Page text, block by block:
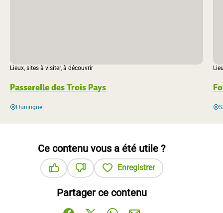
Passerelle des Trois Pays
Lieux, sites à visiter, à découvrir
Huningue
Ce contenu vous a été utile ?
Enregistrer
Partager ce contenu